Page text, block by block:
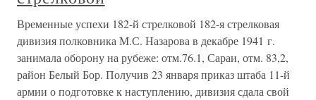
Временные успехи 182-й стрелковой 182-я стрелковая
дивизия полковника М.С. Назарова в декабре 1941 г.
занимала оборону на рубеже: отм.76.1, Сараи, отм. 83,2,
район Белый Бор. Получив 23 января приказ штаба 11-й
армии о подготовке к наступлению, дивизия сдала свой